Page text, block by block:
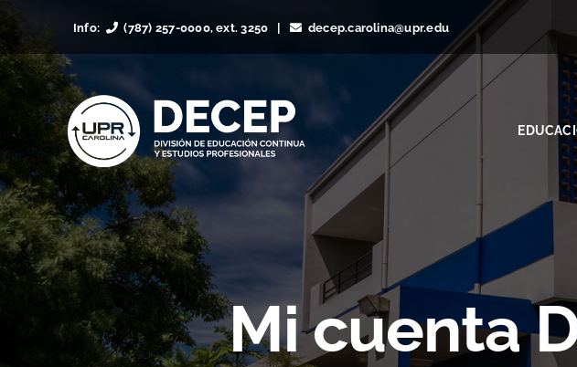
content
Info: (787) 257-0000, ext. 3250 | decep.carolina@upr.edu
Mi cuenta